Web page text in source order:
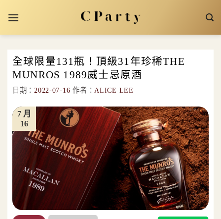
全球限量131瓶！頂級31年珍稀THE
MUNROS 1989威士忌原酒
日期：2022-07-16 作者：ALICE LEE
16
7 月